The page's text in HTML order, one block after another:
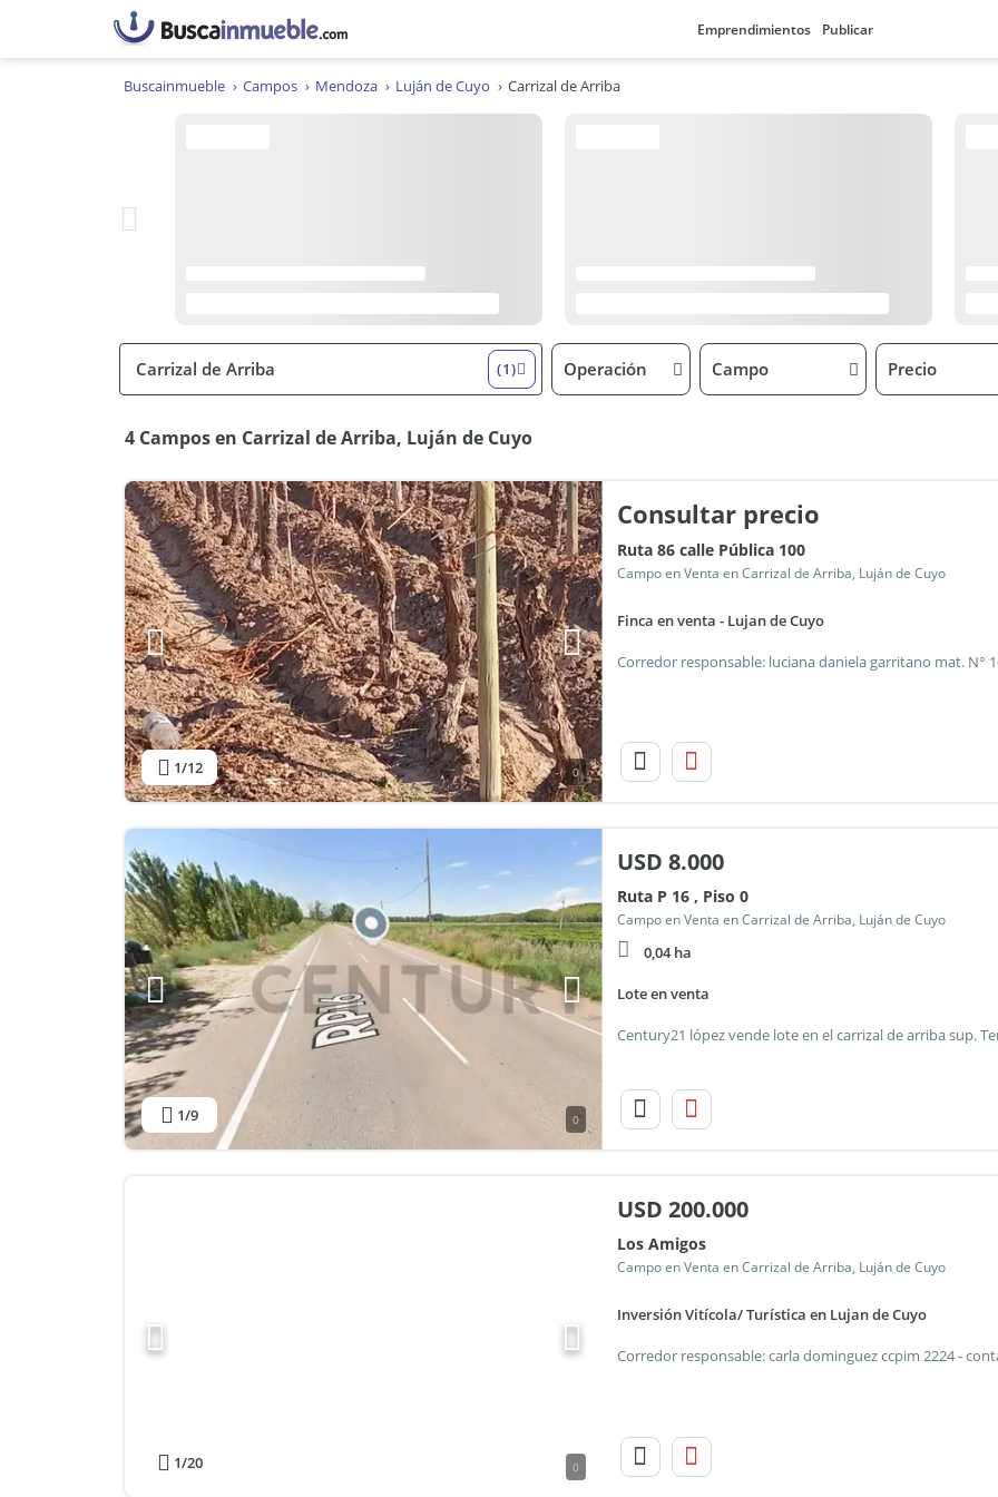
Emprendimientos Publicar
Buscainmueble Campos Mendoza Luján de Cuyo Carrizal de Arriba
(1) Operación Campo Precio
4 Campos en Carrizal de Arriba, Luján de Cuyo
1/12 0
Consultar precio
Ruta 86 calle Pública 100
Campo en Venta en Carrizal de Arriba, Luján de Cuyo
Finca en venta - Lujan de Cuyo
1/9 0
USD 8.000
Ruta P 16 , Piso 0
Campo en Venta en Carrizal de Arriba, Luján de Cuyo
0,04 ha
Lote en venta
1/20 0
USD 200.000
Los Amigos
Campo en Venta en Carrizal de Arriba, Luján de Cuyo
Inversión Vitícola/ Turística en Lujan de Cuyo